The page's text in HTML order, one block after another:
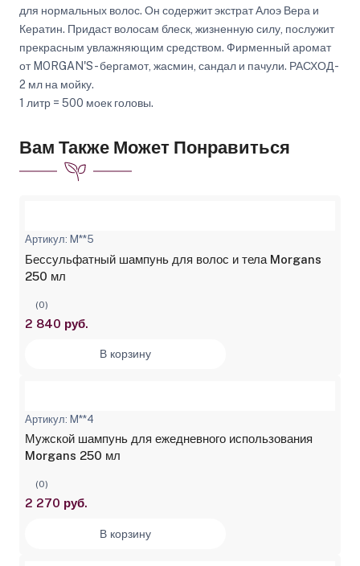
для нормальных волос. Он содержит экстрат Алоэ Вера и
Кератин. Придаст волосам блеск, жизненную силу, послужит
прекрасным увлажняющим средством. Фирменный аромат
от MORGAN'S - бергамот, жасмин, сандал и пачули. РАСХОД -
2 мл на мойку.
1 литр = 500 моек головы.
Вам Также Может Понравиться
Артикул: M**5
Бессульфатный шампунь для волос и тела Morgans
250 мл
(0)
2 840 руб.
В корзину
Артикул: M**4
Мужской шампунь для ежедневного использования
Morgans 250 мл
(0)
2 270 руб.
В корзину